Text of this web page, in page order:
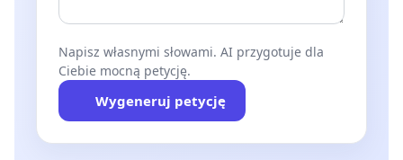
Napisz własnymi słowami. AI przygotuje dla
Ciebie mocną petycję.
Wygeneruj petycję